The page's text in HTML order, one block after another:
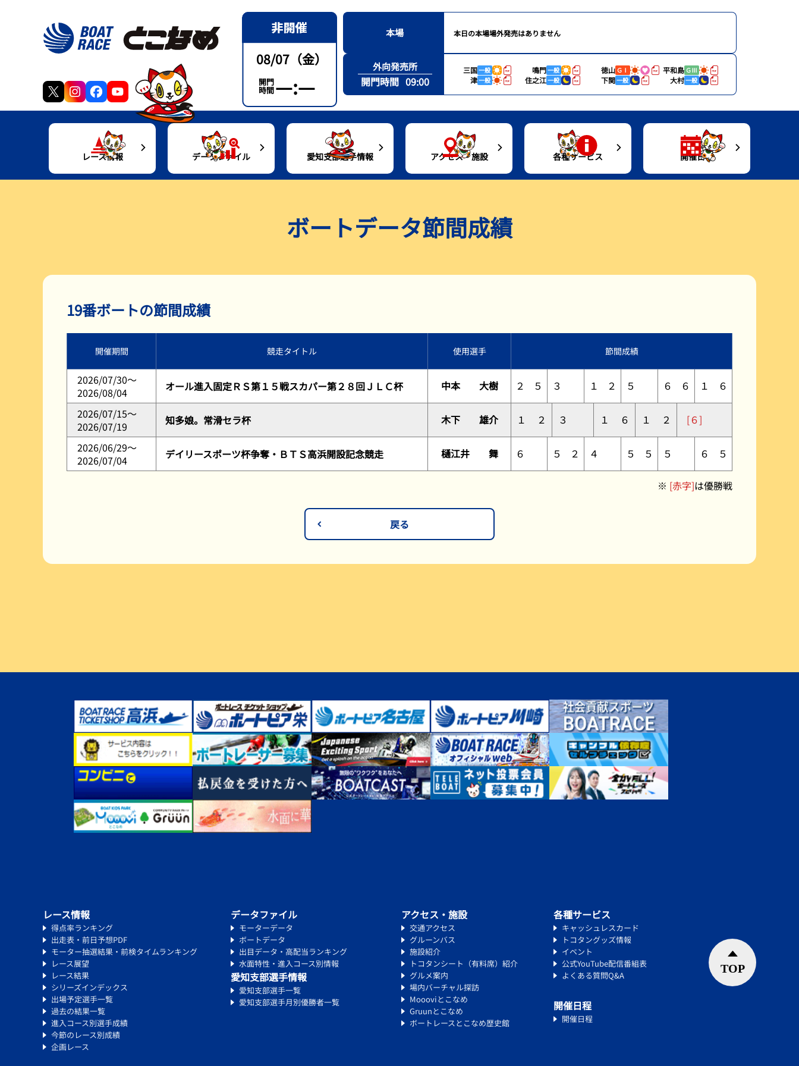
本場 本日の本場場外発売はありません
外向発売所
開門時間 09:00
三国一般 鳴門一般 徳山 ＧⅠ 平和島 ＧⅢ
津一般 住之江一般 下関一般 大村一般
08/07（金）
開門
時間—:—
レース情報
レース展望
シリーズインデックス
過去の結果一覧
データファイル
水面特性・進入コース別情報
愛知支部選手情報
愛知支部選手月別優勝者一覧
アクセス・施設
グルーンバス グルメ案内
各種サービス
公式YouTube配信番組表
開催日程
ボートデータ節間成績
19番ボートの節間成績
開催期間 競走タイトル 使用選手 節間成績
2026/07/30～
2026/08/04
オール進入固定ＲＳ第１５戦スカパー第２８回ＪＬＣ杯 中本 大樹 ２ ５ ３ １ ２ ５ ６ ６ １
６
2026/07/15～
2026/07/19
知多娘。常滑セラ杯 木下 雄介 １ ２ ３ １ ６ １ ２
[６]
2026/06/29～
2026/07/04
デイリースポーツ杯争奪・ＢＴＳ高浜開設記念競走 樋江井 舞 ６ ５ ２ ４ ５ ５ ５ ６ ５
※ [赤字]は優勝戦
戻る
レース情報
得点率ランキング
出走表・前日予想PDF
モーター抽選結果・前検タイムランキング
レース展望
レース結果
シリーズインデックス
出場予定選手一覧
過去の結果一覧
進入コース別選手成績
今節のレース別成績
企画レース
データファイル
モーターデータ
ボートデータ
出目データ・高配当ランキング
水面特性・進入コース別情報
愛知支部選手情報
愛知支部選手一覧
愛知支部選手月別優勝者一覧
アクセス・施設
交通アクセス
グルーンバス
施設紹介
トコタンシート（有料席）紹介
グルメ案内
場内バーチャル探訪
Moooviとこなめ
Gruunとこなめ
ボートレースとこなめ歴史館
各種サービス
キャッシュレスカード
トコタングッズ情報
イベント
公式YouTube配信番組表
よくある質問Q&A
開催日程
開催日程